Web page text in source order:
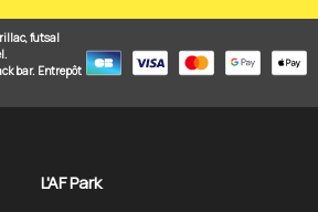
futsal
bar. Entrepôt
L'AF Park